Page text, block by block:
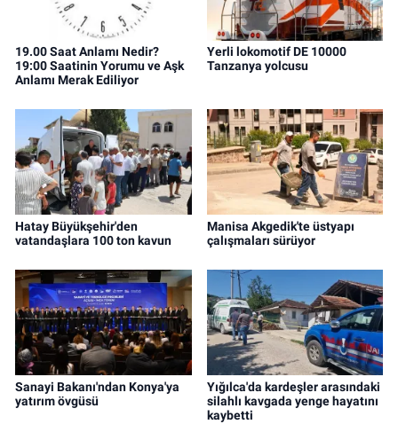
19.00 Saat Anlamı Nedir?
19:00 Saatinin Yorumu ve Aşk
Anlamı Merak Ediliyor
Yerli lokomotif DE 10000
Tanzanya yolcusu
Hatay Büyükşehir'den
vatandaşlara 100 ton kavun
Manisa Akgedik'te üstyapı
çalışmaları sürüyor
Sanayi Bakanı'ndan Konya'ya
yatırım övgüsü
Yığılca'da kardeşler arasındaki
silahlı kavgada yenge hayatını
kaybetti